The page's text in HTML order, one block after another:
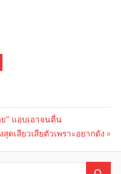
” แอบเอาจนตื่น
ดเสียวเสียตัวเพราะอยากดัง